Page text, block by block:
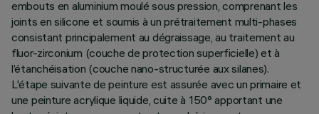
embouts en aluminium moulé sous pression, comprenant les
joints en silicone et soumis à un prétraitement multi-phases
consistant principalement au dégraissage, au traitement au
fluor-zirconium (couche de protection superficielle) et à
l’étanchéisation (couche nano-structurée aux silanes).
L'étape suivante de peinture est assurée avec un primaire et
une peinture acrylique liquide, cuite à 150° apportant une